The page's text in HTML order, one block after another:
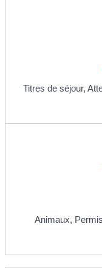
Titres de séjour,
Animaux,